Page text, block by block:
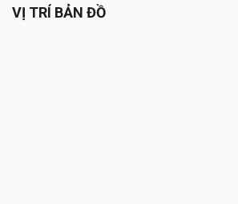
VỊ TRÍ BẢN ĐỒ